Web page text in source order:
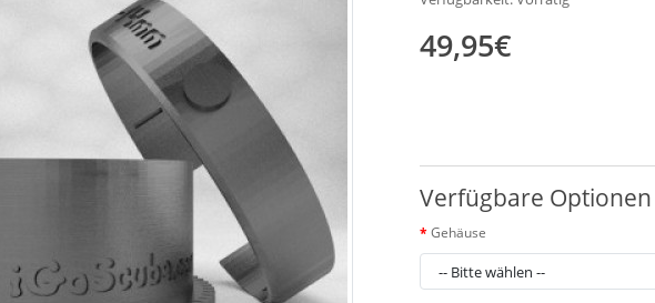
49,95€
Verfügbare Optionen
Gehäuse